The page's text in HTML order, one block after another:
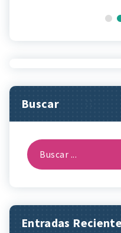
Buscar
Buscar:
Entradas